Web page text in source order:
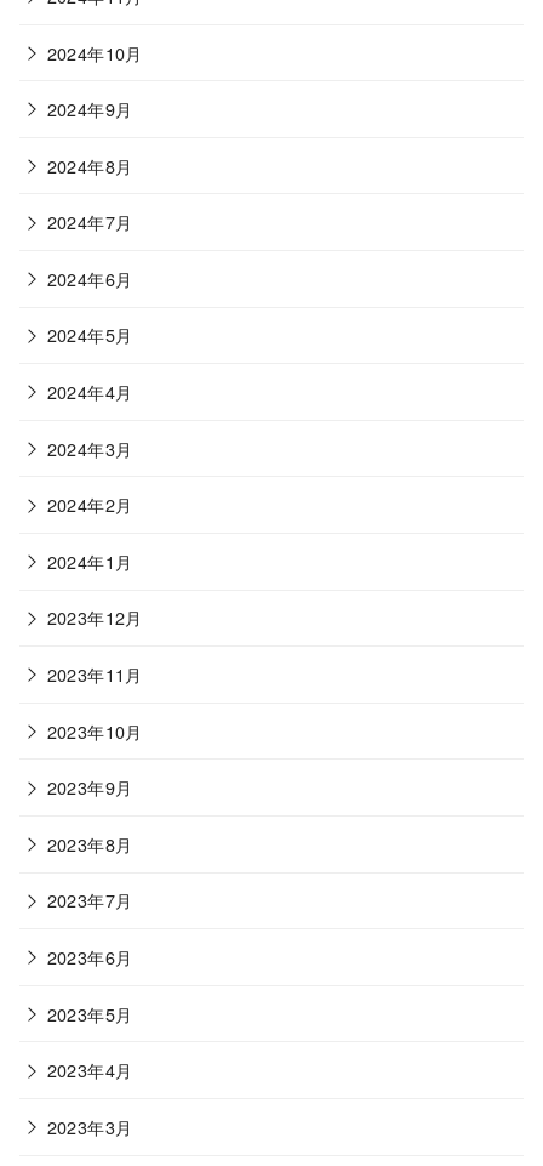
2024年10月
2024年9月
2024年8月
2024年7月
2024年6月
2024年5月
2024年4月
2024年3月
2024年2月
2024年1月
2023年12月
2023年11月
2023年10月
2023年9月
2023年8月
2023年7月
2023年6月
2023年5月
2023年4月
2023年3月